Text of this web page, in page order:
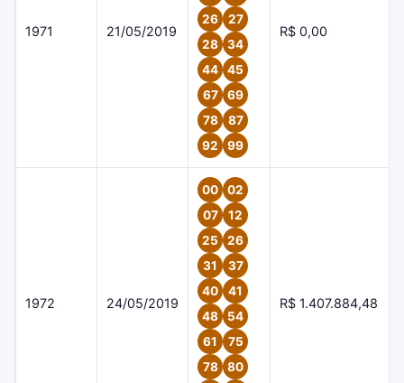
1971 21/05/2019
26
27
28
34
44
45
67
69
78
87
92
99
R$ 0,00
1972 24/05/2019
00
02
07
12
25
26
31
37
40
41
48
54
61
75
78
80
R$ 1.407.884,48